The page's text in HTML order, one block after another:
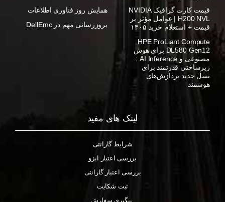
قیمت کارت گرافیک NVIDIA
H200 NVL | عوامل مؤثر بر
قیمت + استعلام خرید ۱۴۰۵
HPE ProLiant Compute
DL580 Gen12 برای هوش
مصنوعی و AI Inference :
زیرساختی قدرتمند برای
نسل جدید پردازش‌های
هوشمند
همایش روز فناوری اطلاعات
بروزرسانی مهم در DellEmc
لینک های مفید
شرایط گارانتی
بررسی اعتبار ایزو
بررسی اعتبار گارانتی
ثبت شکایت
پیگیری سفارش